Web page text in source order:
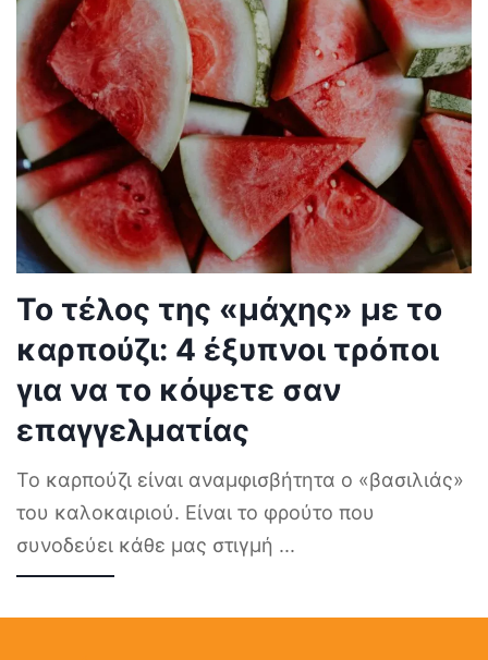
Το τέλος της «μάχης» με το
καρπούζι: 4 έξυπνοι τρόποι
για να το κόψετε σαν
επαγγελματίας
Το καρπούζι είναι αναμφισβήτητα ο «βασιλιάς»
του καλοκαιριού. Είναι το φρούτο που
συνοδεύει κάθε μας στιγμή ...